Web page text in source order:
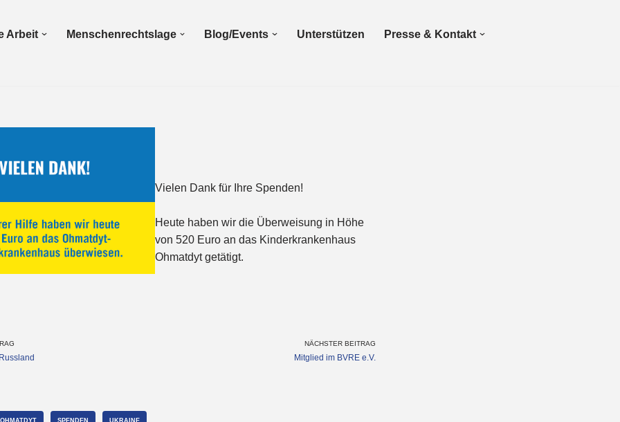
Arbeit Menschenrechtslage Blog/Events Unterstützen Presse & Kontakt
Vielen Dank für Ihre Spenden!
Heute haben wir die Überweisung in Höhe
von 520 Euro an das Kinderkrankenhaus
Ohmatdyt getätigt.
NÄCHSTER BEITRAG
Mitglied im BVRE e.V.